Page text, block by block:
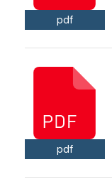
pdf
pdf